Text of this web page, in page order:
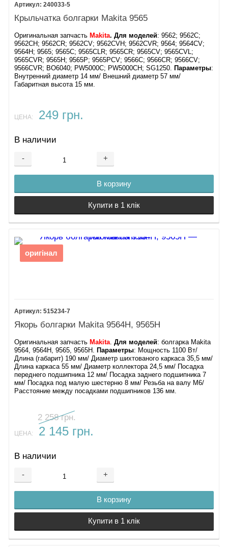
240033-5
Крыльчатка болгарки Makita 9565
Оригинальная запчасть Makita.Для моделей: 9562; 9562C;
9562CH; 9562CR; 9562CV; 9562CVH; 9562CVR; 9564; 9564CV;
9564H; 9565; 9565C; 9565CLR; 9565CR; 9565CV; 9565CVL;
9565CVR; 9565H; 9565P; 9565PCV; 9566C; 9566CR; 9566CV;
9566CVR; BO6040; PW5000C; PW5000CH; SG1250. Параметры:
Внутренний диаметр 14 мм/ Внешний диаметр 57 мм/
Габаритная высота 15 мм.
ЦЕНА: 249 грн.
В наличии
- +
В корзину
Купити в 1 клік
оригінал
515234-7
Якорь болгарки Makita 9564H, 9565H
Оригинальная запчасть Makita.Для моделей: болгарка Makita
9564, 9564H, 9565, 9565H​. Параметры: Мощность 1100 Вт/
Длина (габарит) 190 мм/ Диаметр шихтованого каркаса 35,5 мм/
Длина каркаса 55 мм/ Диаметр коллектора 24,5 мм/ Посадка
переднего подшипника 12 мм/ Посадка заднего подшипника 7
мм/ Посадка под малую шестерню 8 мм/ Резьба на валу М6/
Расстояние между посадками подшипников 136 мм.
2 258 грн.
ЦЕНА: 2 145 грн.
В наличии
- +
В корзину
Купити в 1 клік